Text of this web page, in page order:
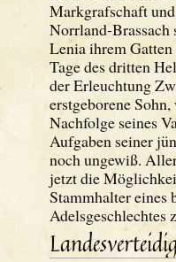
Markgrafschaft
Norrland-Brassach
Lenia ihrem
Tage des dritten
der Erleuchtung
erstgeborene
Nachfolge seines
Aufgaben seiner
noch ungewiß.
jetzt die
Stammhalter eines
Adelsgeschlechtes